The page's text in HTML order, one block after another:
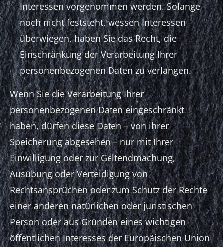
Interessen vorgenommen werden. Solange
noch nicht feststeht, wessen Interessen
überwiegen, haben Sie das Recht, die
Einschränkung der Verarbeitung Ihrer
personenbezogenen Daten zu verlangen.
Wenn Sie die Verarbeitung Ihrer
personenbezogenen Daten eingeschränkt
haben, dürfen diese Daten – von ihrer
Speicherung abgesehen – nur mit Ihrer
Einwilligung oder zur Geltendmachung,
Ausübung oder Verteidigung von
Rechtsansprüchen oder zum Schutz der Rechte
einer anderen natürlichen oder juristischen
Person oder aus Gründen eines wichtigen
öffentlichen Interesses der Europäischen Union